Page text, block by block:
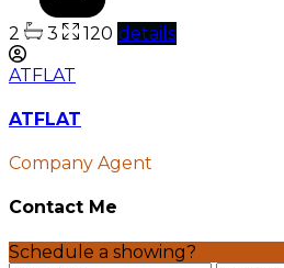
2 3 120 details
ATFLAT
ATFLAT
Company Agent
Contact Me
Schedule a showing?